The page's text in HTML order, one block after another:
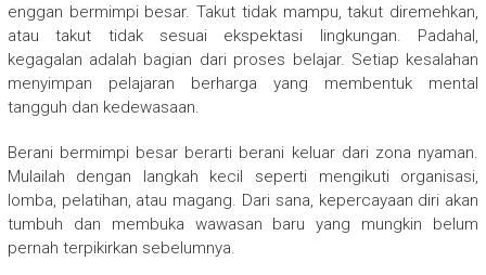
enggan bermimpi besar. Takut tidak mampu, takut diremehkan,
atau takut tidak sesuai ekspektasi lingkungan. Padahal,
kegagalan adalah bagian dari proses belajar. Setiap kesalahan
menyimpan pelajaran berharga yang membentuk mental
tangguh dan kedewasaan.
Berani bermimpi besar berarti berani keluar dari zona nyaman.
Mulailah dengan langkah kecil seperti mengikuti organisasi,
lomba, pelatihan, atau magang. Dari sana, kepercayaan diri akan
tumbuh dan membuka wawasan baru yang mungkin belum
pernah terpikirkan sebelumnya.